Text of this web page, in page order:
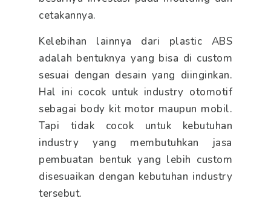
cetakannya.
Kelebihan lainnya dari plastic ABS
adalah bentuknya yang bisa di custom
sesuai dengan desain yang diinginkan.
Hal ini cocok untuk industry otomotif
sebagai body kit motor maupun mobil.
Tapi tidak cocok untuk kebutuhan
industry yang membutuhkan jasa
pembuatan bentuk yang lebih custom
disesuaikan dengan kebutuhan industry
tersebut.